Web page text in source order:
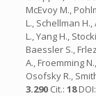
McEvoy M.,
L., Schellman H.,
L., Yang H.,
Baessler S.,
A., Froemming
Osofsky R.,
3.290 Cit.: 18DOI: